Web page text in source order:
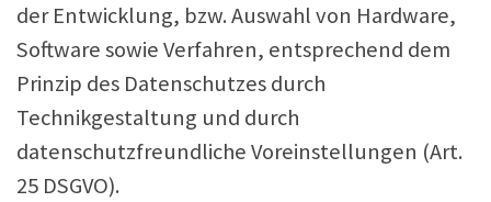
der Entwicklung, bzw. Auswahl von Hardware,
Software sowie Verfahren, entsprechend dem
Prinzip des Datenschutzes durch
Technikgestaltung und durch
datenschutzfreundliche Voreinstellungen (Art.
25 DSGVO).